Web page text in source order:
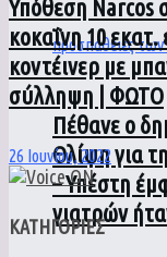
Πέθανε ο
Θλίψη για
– Υπέστη
γιατρών
Υπόθεση Narcos
κοκαΐνη 10
κοντέινερ με
σύλληψη | ΦΩΤΟ
26 Ιουνίου, 2022
ΚΑΤΗΓΟΡΙΕΣ